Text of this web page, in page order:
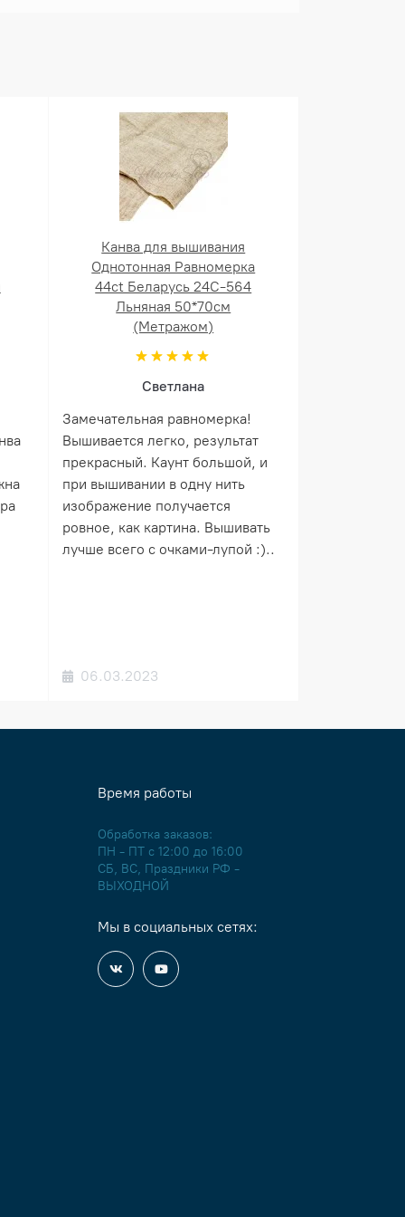
Канва для вышивания
Однотонная Равномерка
44ct Беларусь 24С-564
Льняная 50*70см
(Метражом)
Светлана
Замечательная равномерка!
Вышивается легко, результат
прекрасный. Каунт большой, и
при вышивании в одну нить
изображение получается
ровное, как картина. Вышивать
лучше всего с очками-лупой :)..
06.03.2023
Время работы
Обработка заказов:
ПН - ПТ с 12:00 до 16:00
СБ, ВС, Праздники РФ -
ВЫХОДНОЙ
Мы в социальных сетях: